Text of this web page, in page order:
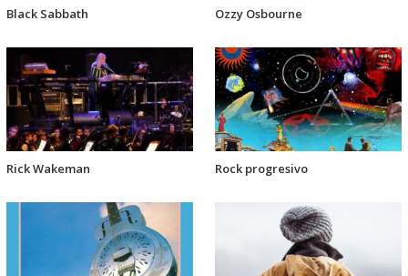
Black Sabbath Ozzy Osbourne
Rick Wakeman Rock progresivo